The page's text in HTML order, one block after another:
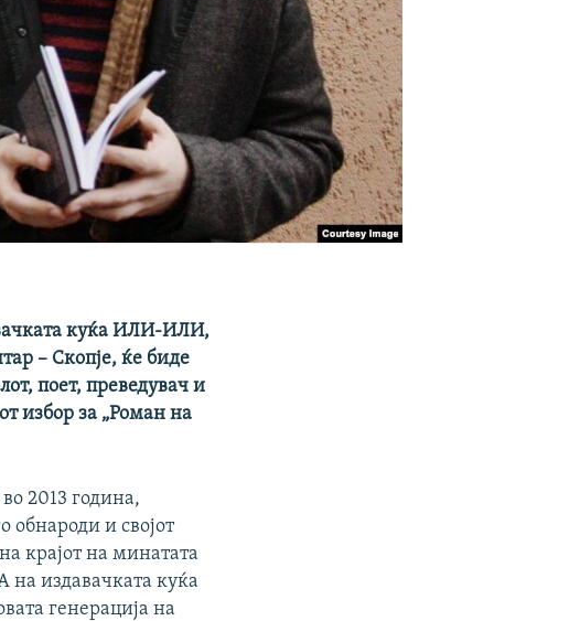
куќа ИЛИ-ИЛИ,
– Скопје, ќе биде
поет, преведувач и
избор за „Роман на
2013 година,
обнароди и својот
крајот на минатата
на издавачката куќа
генерација на